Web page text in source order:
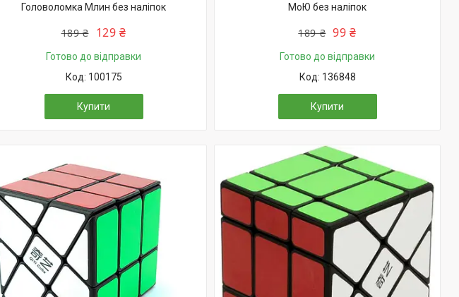
Головоломка Млин без наліпок
189 ₴ 129 ₴
Готово до відправки
100175
Купити
МоЮ без наліпок
189 ₴ 99 ₴
Готово до відправки
136848
Купити